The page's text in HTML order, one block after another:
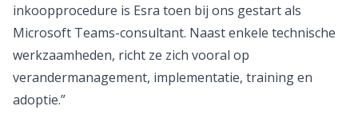
inkoopprocedure is Esra toen bij ons gestart als
Microsoft Teams-consultant. Naast enkele technische
werkzaamheden, richt ze zich vooral op
verandermanagement, implementatie, training en
adoptie.”